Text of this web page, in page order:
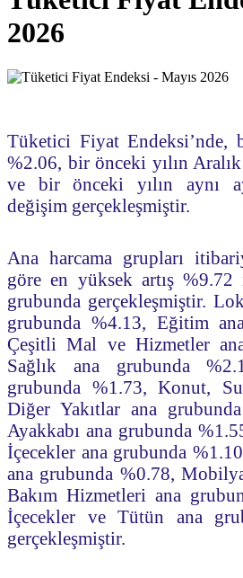
2026
Tüketici Fiyat Endeksi’nde,
%2.06, bir önceki yılın
ve bir önceki yılın aynı
değişim gerçekleşmiştir.
Ana harcama grupları
göre en yüksek artış %9.72
grubunda gerçekleşmiştir.
grubunda %4.13, Eğitim
Çeşitli Mal ve Hizmetler
Sağlık ana grubunda
grubunda %1.73, Konut,
Diğer Yakıtlar ana
Ayakkabı ana grubunda
İçecekler ana grubunda
ana grubunda %0.78,
Bakım Hizmetleri ana
İçecekler ve Tütün ana
gerçekleşmiştir.